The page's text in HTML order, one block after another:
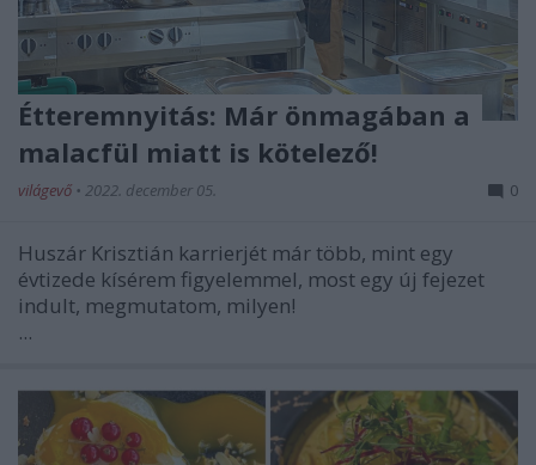
Étteremnyitás: Már önmagában a
malacfül miatt is kötelező!
világevő • 2022. december 05. 0
Huszár Krisztián karrierjét már több, mint egy
évtizede kísérem figyelemmel, most egy új fejezet
indult, megmutatom, milyen!
...